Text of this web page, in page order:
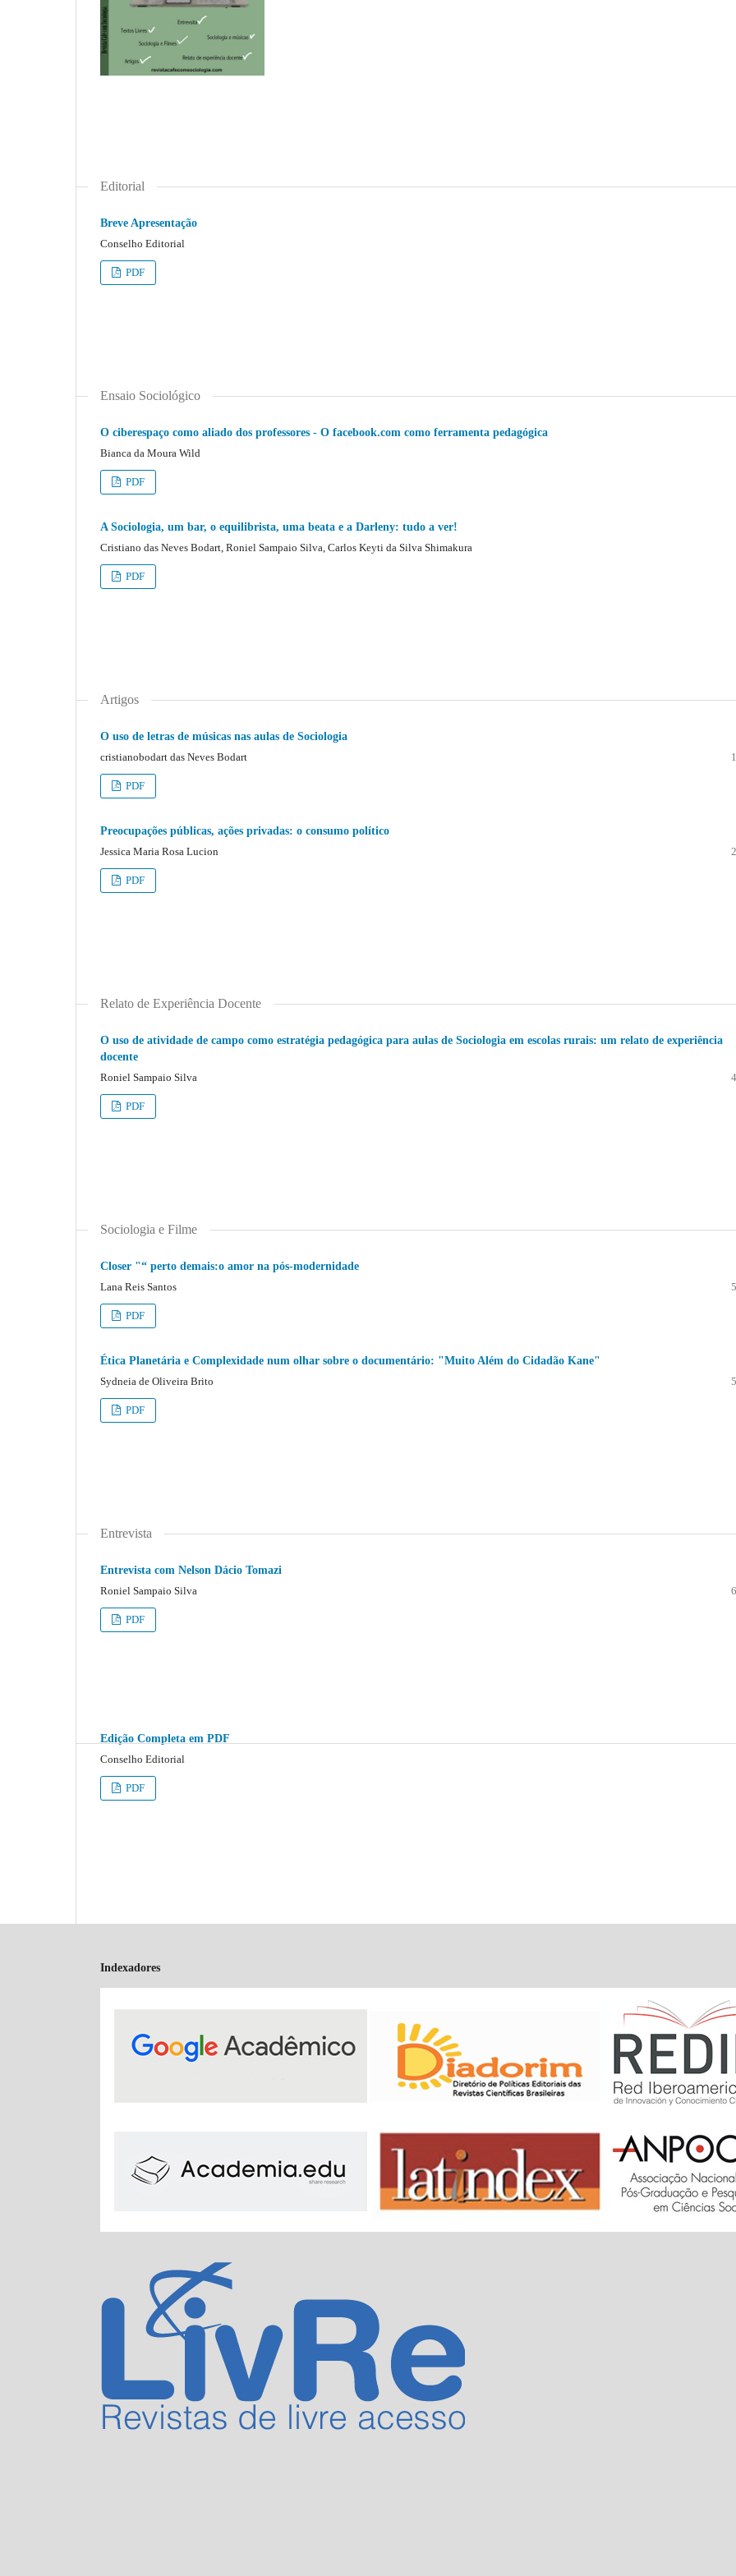
Editorial
Breve Apresentação
Conselho Editorial
PDF
Ensaio Sociológico
O ciberespaço como aliado dos professores - O facebook.com como ferramenta pedagógica
Bianca da Moura Wild
PDF
A Sociologia, um bar, o equilibrista, uma beata e a Darleny: tudo a ver!
Cristiano das Neves Bodart, Roniel Sampaio Silva, Carlos Keyti da Silva Shimakura
PDF
Artigos
O uso de letras de músicas nas aulas de Sociologia
cristianobodart das Neves Bodart
PDF
Preocupações públicas, ações privadas: o consumo político
Jessica Maria Rosa Lucion
PDF
Relato de Experiência Docente
O uso de atividade de campo como estratégia pedagógica para aulas de Sociologia em escolas rurais: um relato de experiência
docente
Roniel Sampaio Silva
PDF
Sociologia e Filme
Closer "“ perto demais:o amor na pós-modernidade
Lana Reis Santos
PDF
Ética Planetária e Complexidade num olhar sobre o documentário: "Muito Além do Cidadão Kane"
Sydneia de Oliveira Brito
PDF
Entrevista
Entrevista com Nelson Dácio Tomazi
Roniel Sampaio Silva
PDF
Edição Completa em PDF
Conselho Editorial
PDF
Indexadores